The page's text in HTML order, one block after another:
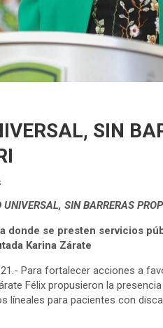
SIN
SIN BARRERAS
donde se presten servicios
Karina Zárate
Para fortalecer acciones a
Félix propusieron la
líneales para pacientes con